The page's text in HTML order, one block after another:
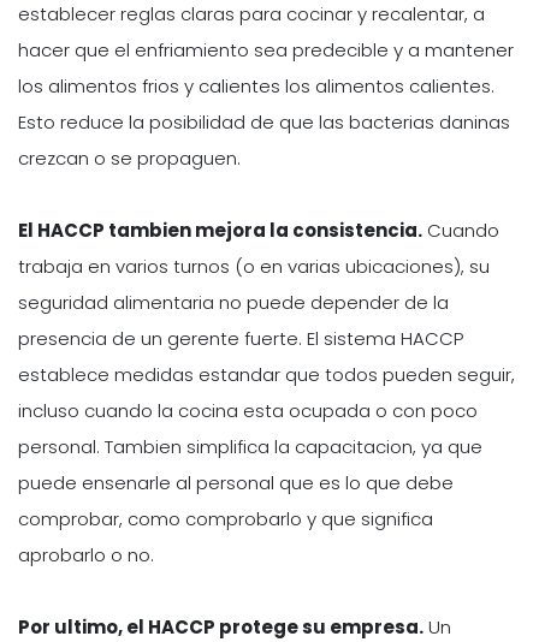
establecer reglas claras para cocinar y recalentar, a
hacer que el enfriamiento sea predecible y a mantener
los alimentos frios y calientes los alimentos calientes.
Esto reduce la posibilidad de que las bacterias daninas
crezcan o se propaguen.
El HACCP tambien mejora la consistencia. Cuando
trabaja en varios turnos (o en varias ubicaciones), su
seguridad alimentaria no puede depender de la
presencia de un gerente fuerte. El sistema HACCP
establece medidas estandar que todos pueden seguir,
incluso cuando la cocina esta ocupada o con poco
personal. Tambien simplifica la capacitacion, ya que
puede ensenarle al personal que es lo que debe
comprobar, como comprobarlo y que significa
aprobarlo o no.
Por ultimo, el HACCP protegesu empresa.Un